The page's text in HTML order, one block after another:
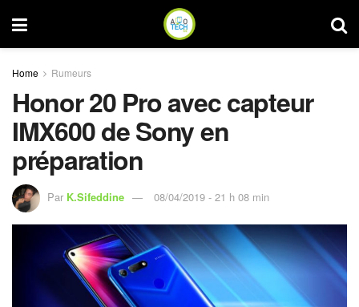
Home Rumeurs
Honor 20 Pro avec capteur
IMX600 de Sony en
préparation
Par K.Sifeddine 08/04/2019 - 21 h 08 min